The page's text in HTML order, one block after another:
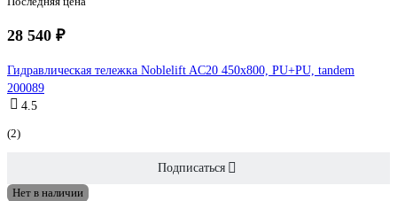
28 540 ₽
Гидравлическая тележка Noblelift AC20 450x800, PU+PU, tandem
200089
4.5
(2)
Подписаться
Нет в наличии